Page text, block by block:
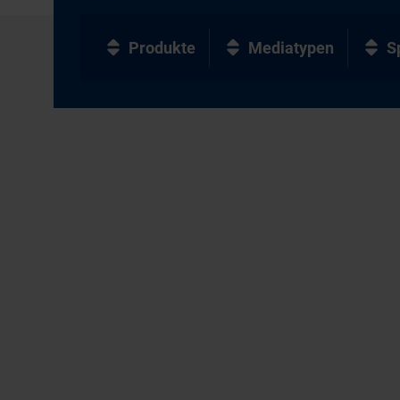
Produkte Mediatypen